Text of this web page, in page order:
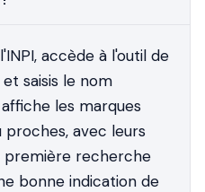
accède à l'outil de
saisis le nom
les marques
proches, avec leurs
première recherche
bonne indication de